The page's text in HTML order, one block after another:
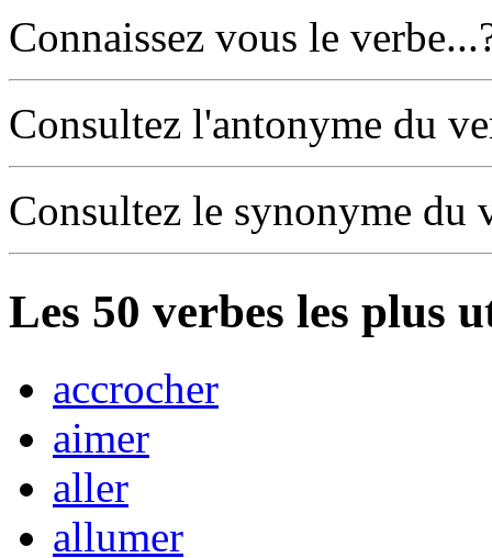
Connaissez vous le
Consultez l'antonyme du
Consultez le synonyme du
Les 50 verbes les plus
accrocher
aimer
aller
allumer